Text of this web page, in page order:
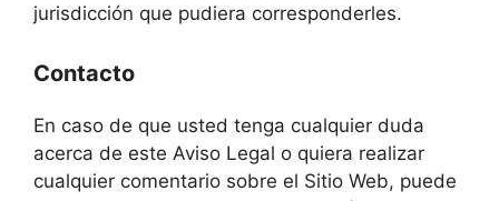
jurisdicción que pudiera corresponderles.
Contacto
En caso de que usted tenga cualquier duda
acerca de este Aviso Legal o quiera realizar
cualquier comentario sobre el Sitio Web, puede